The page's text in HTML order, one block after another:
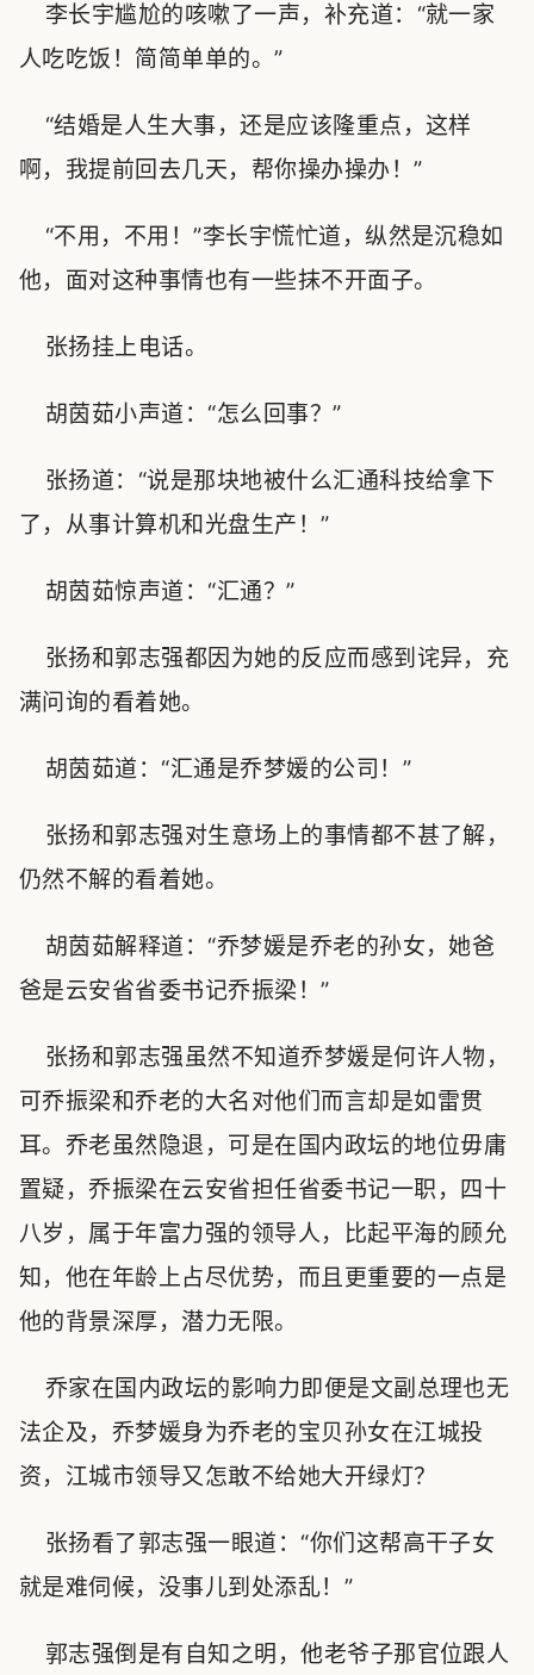
李长宇尴尬的咳嗽了一声，补充道：“就一家
人吃吃饭！简简单单的。”
“结婚是人生大事，还是应该隆重点，这样
啊，我提前回去几天，帮你操办操办！”
“不用，不用！”李长宇慌忙道，纵然是沉稳如
他，面对这种事情也有一些抹不开面子。
张扬挂上电话。
胡茵茹小声道：“怎么回事？”
张扬道：“说是那块地被什么汇通科技给拿下
了，从事计算机和光盘生产！”
胡茵茹惊声道：“汇通？”
张扬和郭志强都因为她的反应而感到诧异，充
满问询的看着她。
胡茵茹道：“汇通是乔梦媛的公司！”
张扬和郭志强对生意场上的事情都不甚了解，
仍然不解的看着她。
胡茵茹解释道：“乔梦媛是乔老的孙女，她爸
爸是云安省省委书记乔振梁！”
张扬和郭志强虽然不知道乔梦媛是何许人物，
可乔振梁和乔老的大名对他们而言却是如雷贯
耳。乔老虽然隐退，可是在国内政坛的地位毋庸
置疑，乔振梁在云安省担任省委书记一职，四十
八岁，属于年富力强的领导人，比起平海的顾允
知，他在年龄上占尽优势，而且更重要的一点是
他的背景深厚，潜力无限。
乔家在国内政坛的影响力即便是文副总理也无
法企及，乔梦媛身为乔老的宝贝孙女在江城投
资，江城市领导又怎敢不给她大开绿灯？
张扬看了郭志强一眼道：“你们这帮高干子女
就是难伺候，没事儿到处添乱！”
郭志强倒是有自知之明，他老爷子那官位跟人